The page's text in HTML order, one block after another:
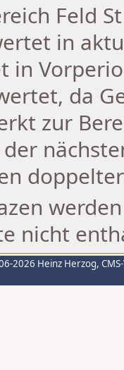
Feld
in
in
da
zur
nicht
2026 Heinz Herzog,